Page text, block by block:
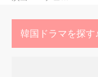
韓国ドラマを探す